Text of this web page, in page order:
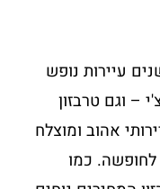
עיירות נופש
– וגם טרבזון
אהוב ומוצלח
לחופשה. כמו